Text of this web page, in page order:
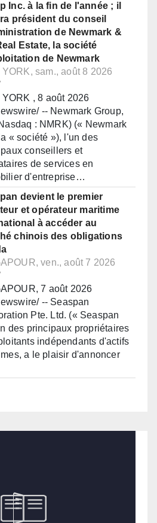
Inc. à la fin de l'année ; il
président du conseil
de Newmark &
Estate, la société
de Newmark
YORK, sam., août 8 2026
YORK , 8 août 2026
-- Newmark Group,
: NMRK) (« Newmark
« société »), l'un des
conseillers et
de services en
d'entreprise…
devient le premier
et opérateur maritime
à accéder au
chinois des obligations
ven., août 7 2026
7 août 2026
-- Seaspan
Pte. Ltd. (« Seaspan
des principaux propriétaires
indépendants d'actifs
a le plaisir d'annoncer